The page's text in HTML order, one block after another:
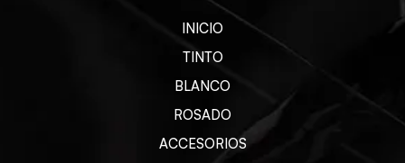
INICIO
TINTO
BLANCO
ROSADO
ACCESORIOS